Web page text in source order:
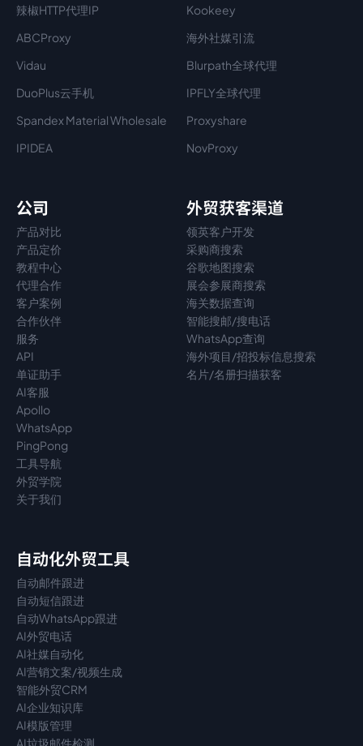
辣椒HTTP代理IP
Kookeey
ABCProxy
海外社媒引流
Vidau
Blurpath全球代理
DuoPlus云手机
IPFLY全球代理
Spandex Material Wholesale​
Proxyshare
IPIDEA
NovProxy
公司
产品对比
产品定价
教程中心
代理合作
客户案例
合作伙伴
服务
API
单证助手
AI客服
Apollo
WhatsApp
PingPong
工具导航
外贸学院
关于我们
外贸获客渠道
领英客户开发
采购商搜索
谷歌地图搜索
展会参展商搜索
海关数据查询
智能搜邮/搜电话
WhatsApp查询
海外项目/招投标信息搜索
名片/名册扫描获客
自动化外贸工具
自动邮件跟进
自动短信跟进
自动WhatsApp跟进
AI外贸电话
AI社媒自动化
AI营销文案/视频生成
智能外贸CRM
AI企业知识库
AI模版管理
AI垃圾邮件检测